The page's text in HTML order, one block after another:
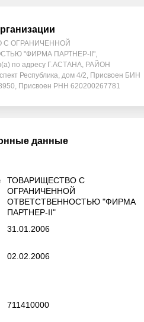
С ОГРАНИЧЕННОЙ
"ФИРМА ПАРТНЕР-ІІ",
по адресу Г.АСТАНА, РАЙОН
Республика, дом 4/2, Присвоен БИН
Присвоен РНН 620200267781
данные
ТОВАРИЩЕСТВО С
ОГРАНИЧЕННОЙ
ОТВЕТСТВЕННОСТЬЮ "ФИРМА
ПАРТНЕР-ІІ"
31.01.2006
02.02.2006
711410000